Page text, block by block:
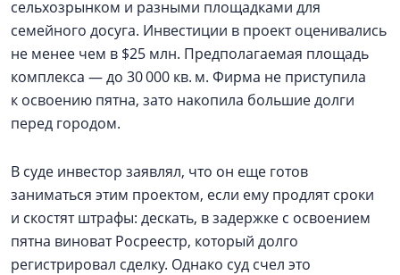
сельхозрынком и разными площадками для
семейного досуга. Инвестиции в проект оценивались
не менее чем в $25 млн. Предполагаемая площадь
комплекса — до 30 000 кв. м. Фирма не приступила
к освоению пятна, зато накопила большие долги
перед городом.
В суде инвестор заявлял, что он еще готов
заниматься этим проектом, если ему продлят сроки
и скостят штрафы: дескать, в задержке с освоением
пятна виноват Росреестр, который долго
регистрировал сделку. Однако суд счел это